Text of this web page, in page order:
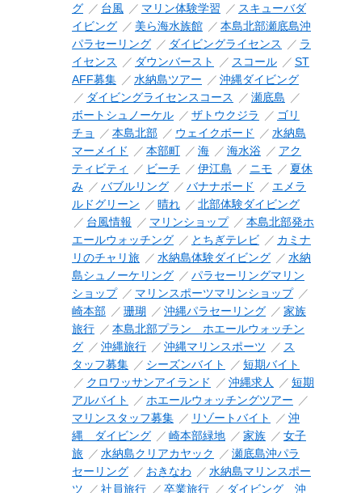
グ
台風 マリン体験学習
スキューバダ
イビング
美ら海水族館
本島北部瀬底島沖
パラセーリング
ダイビングライセンス
ラ
イセンス
ダウンバースト スコール
ST
AFF募集
水納島ツアー
沖縄ダイビング
ダイビングライセンスコース
瀬底島
ボートシュノーケル
ザトウクジラ
ゴリ
チョ
本島北部 ウェイクボード
水納島
マーメイド
本部町 海 海水浴
アク
ティビティ
ビーチ 伊江島 ニモ
夏休
み
バブルリング バナナボード
エメラ
ルドグリーン
晴れ
北部体験ダイビング
台風情報
マリンショップ
本島北部発ホ
エールウォッチング
とちぎテレビ
カミナ
リのチャリ旅
水納島体験ダイビング
水納
島シュノーケリング
パラセーリングマリン
ショップ
マリンスポーツマリンショップ
崎本部
珊瑚 沖縄パラセーリング
家族
旅行
本島北部プラン ホエールウォッチン
グ
沖縄旅行 沖縄マリンスポーツ
ス
タッフ募集
シーズンバイト
短期バイト
クロワッサンアイランド
沖縄求人
短期
アルバイト
ホエールウォッチングツアー
マリンスタッフ募集
リゾートバイト
沖
縄 ダイビング
崎本部緑地 家族
女子
旅
水納島クリアカヤック
瀬底島沖パラ
セーリング
おきなわ
水納島マリンスポー
ツ
社員旅行 卒業旅行 ダイビング 沖